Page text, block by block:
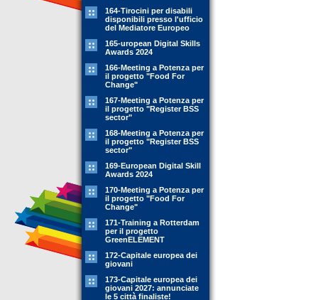
164-Tirocini per disabili
disponibili presso l'ufficio
del Mediatore Europeo
165-uropean Digital Skills
Awards 2024
166-Meeting a Potenza per
il progetto "Food For
Change"
167-Meeting a Potenza per
il progetto "Register BSS
sector"
168-Meeting a Potenza per
il progetto "Register BSS
sector"
169-European Digital Skill
Awards 2024
170-Meeting a Potenza per
il progetto "Food For
Change"
171-Training a Rotterdam
per il progetto
GreenELEMENT
172-Capitale europea dei
giovani
173-Capitale europea dei
giovani 2027: annunciate
le 5 città finaliste!